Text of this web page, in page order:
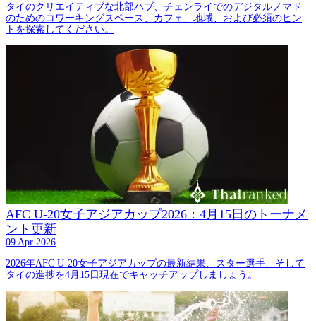
タイのクリエイティブな北部ハブ、チェンライでのデジタルノマド
のためのコワーキングスペース、カフェ、地域、および必須のヒン
トを探索してください。
AFC U-20女子アジアカップ2026：4月15日のトーナメ
ント更新
09 Apr 2026
2026年AFC U-20女子アジアカップの最新結果、スター選手、そして
タイの進捗を4月15日現在でキャッチアップしましょう。